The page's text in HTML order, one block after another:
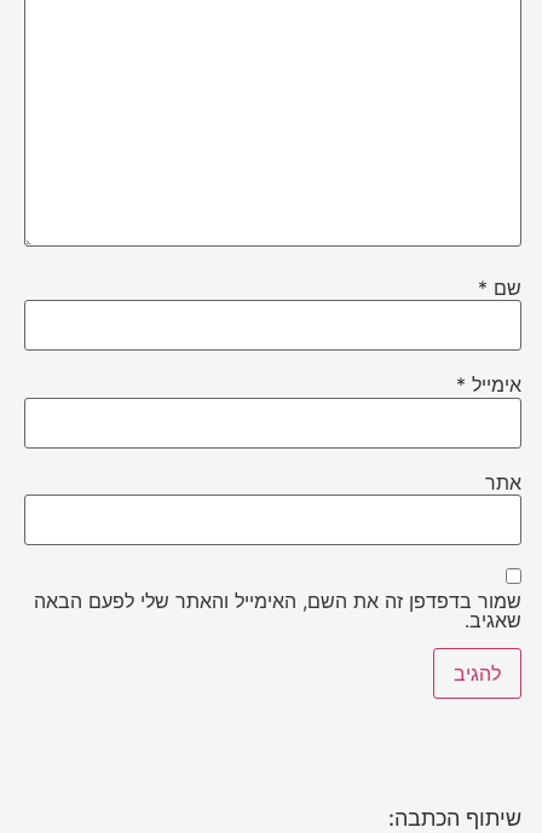
שם *
אימייל *
אתר
שמור בדפדפן זה את השם, האימייל והאתר שלי לפעם הבאה
שאגיב.
שיתוף הכתבה: